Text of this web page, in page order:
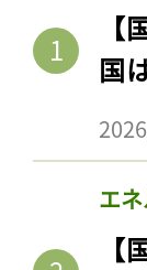
国
エ